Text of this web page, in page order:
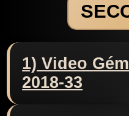
1) Video
2018-33